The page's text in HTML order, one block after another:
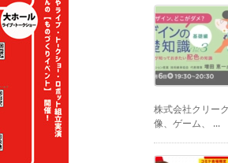
株式会社クリー
像、ゲーム、 ...